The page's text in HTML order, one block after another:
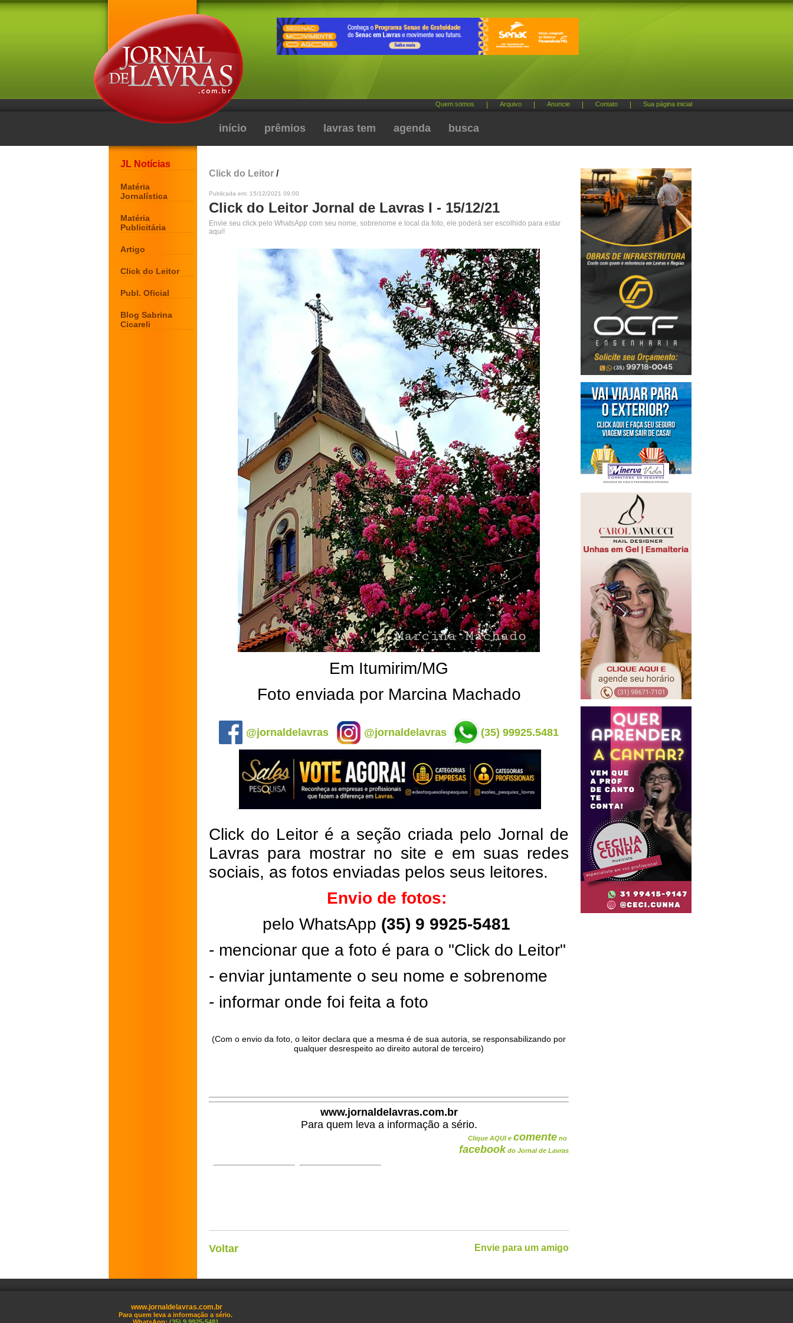
Quem somos Arquivo Anuncie Contato Sua página inicial
início prêmios lavras tem agenda busca
JL Notícias
Matéria
Jornalística
Matéria
Publicitária
Artigo
Click do Leitor
Publ. Oficial
Blog Sabrina
Cicareli
Click do Leitor /
Publicada em: 15/12/2021 09:00
Click do Leitor Jornal de Lavras I - 15/12/21
Envie seu click pelo WhatsApp com seu nome, sobrenome e local da foto, ele poderá ser escolhido para estar
aqui!
Em Itumirim/MG
Foto enviada por Marcina Machado
@jornaldelavras @jornaldelavras (35) 99925.5481
Click do Leitor é a seção criada pelo Jornal de
Lavras para mostrar no site e em suas redes
sociais, as fotos enviadas pelos seus leitores.
Envio de fotos:
pelo WhatsApp (35) 9 9925-5481
- mencionar que a foto é para o "Click do Leitor"
- enviar juntamente o seu nome e sobrenome
- informar onde foi feita a foto
(Com o envio da foto, o leitor declara que a mesma é de sua autoria, se responsabilizando por
qualquer desrespeito ao direito autoral de terceiro)
www.jornaldelavras.com.br
Para quem leva a informação a sério.
Clique AQUI e comente no
facebook do Jornal de Lavras
Voltar Envie para um amigo
www.jornaldelavras.com.br
Para quem leva a informação a sério.